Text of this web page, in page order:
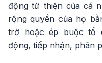
động từ thiện của cá
rộng quyền của họ
trở hoặc ép buộc tổ
động, tiếp nhận, phân